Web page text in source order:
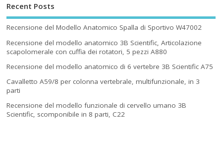
Recent Posts
Recensione del Modello Anatomico Spalla di Sportivo W47002
Recensione del modello anatomico 3B Scientific, Articolazione
scapolomerale con cuffia dei rotatori, 5 pezzi A880
Recensione del modello anatomico di 6 vertebre 3B Scientific A75
Cavalletto A59/8 per colonna vertebrale, multifunzionale, in 3
parti
Recensione del modello funzionale di cervello umano 3B
Scientific, scomponibile in 8 parti, C22